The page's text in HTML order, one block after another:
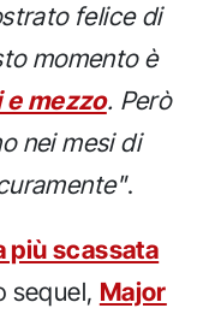
felice di
momento è
e mezzo. Però
nei mesi di
.
più scassata
sequel, Major